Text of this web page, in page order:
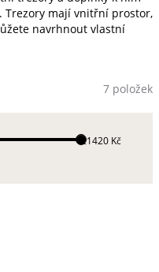
Trezory mají vnitřní prostor,
navrhnout vlastní
7 položek
21420 Kč